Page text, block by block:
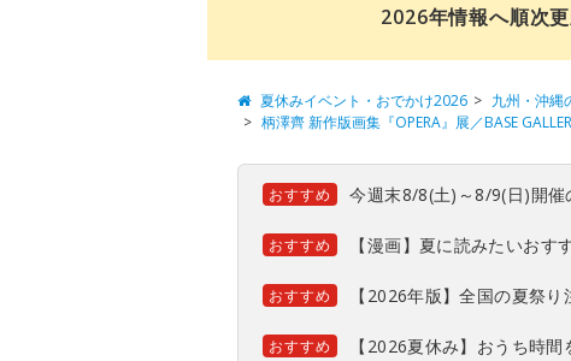
2026年情報へ順次
夏休みイベント・おでかけ2026 九州・沖縄
柄澤齊 新作版画集『OPERA』展／BASE
おすすめ 今週末8/8(土)～8/9(日)開催
おすすめ 【漫画】夏に読みたいおす
おすすめ 【2026年版】全国の夏祭
おすすめ 【2026夏休み】おうち時